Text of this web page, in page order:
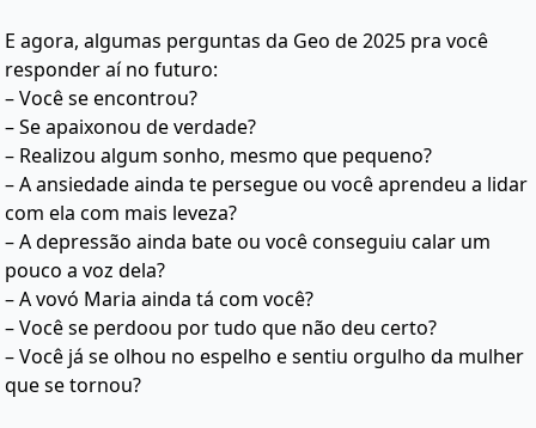
E agora, algumas perguntas da Geo de 2025 pra você
responder aí no futuro:
– Você se encontrou?
– Se apaixonou de verdade?
– Realizou algum sonho, mesmo que pequeno?
– A ansiedade ainda te persegue ou você aprendeu a lidar
com ela com mais leveza?
– A depressão ainda bate ou você conseguiu calar um
pouco a voz dela?
– A vovó Maria ainda tá com você?
– Você se perdoou por tudo que não deu certo?
– Você já se olhou no espelho e sentiu orgulho da mulher
que se tornou?